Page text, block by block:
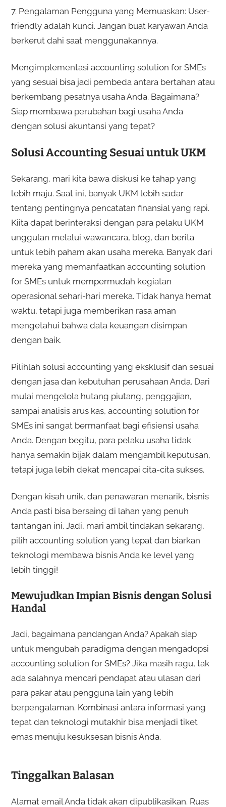
7. Pengalaman Pengguna yang Memuaskan: User-
friendly adalah kunci. Jangan buat karyawan Anda
berkerut dahi saat menggunakannya.
Mengimplementasi accounting solution for SMEs
yang sesuai bisa jadi pembeda antara bertahan atau
berkembang pesatnya usaha Anda. Bagaimana?
Siap membawa perubahan bagi usaha Anda
dengan solusi akuntansi yang tepat?
Solusi Accounting Sesuai untuk UKM
Sekarang, mari kita bawa diskusi ke tahap yang
lebih maju. Saat ini, banyak UKM lebih sadar
tentang pentingnya pencatatan finansial yang rapi.
Kiita dapat berinteraksi dengan para pelaku UKM
unggulan melalui wawancara, blog, dan berita
untuk lebih paham akan usaha mereka. Banyak dari
mereka yang memanfaatkan accounting solution
for SMEs untuk mempermudah kegiatan
operasional sehari-hari mereka. Tidak hanya hemat
waktu, tetapi juga memberikan rasa aman
mengetahui bahwa data keuangan disimpan
dengan baik.
Pilihlah solusi accounting yang eksklusif dan sesuai
dengan jasa dan kebutuhan perusahaan Anda. Dari
mulai mengelola hutang piutang, penggajian,
sampai analisis arus kas, accounting solution for
SMEs ini sangat bermanfaat bagi efisiensi usaha
Anda. Dengan begitu, para pelaku usaha tidak
hanya semakin bijak dalam mengambil keputusan,
tetapi juga lebih dekat mencapai cita-cita sukses.
Dengan kisah unik, dan penawaran menarik, bisnis
Anda pasti bisa bersaing di lahan yang penuh
tantangan ini. Jadi, mari ambil tindakan sekarang,
pilih accounting solution yang tepat dan biarkan
teknologi membawa bisnis Anda ke level yang
lebih tinggi!
Mewujudkan Impian Bisnis dengan Solusi
Handal
Jadi, bagaimana pandangan Anda? Apakah siap
untuk mengubah paradigma dengan mengadopsi
accounting solution for SMEs? Jika masih ragu, tak
ada salahnya mencari pendapat atau ulasan dari
para pakar atau pengguna lain yang lebih
berpengalaman. Kombinasi antara informasi yang
tepat dan teknologi mutakhir bisa menjadi tiket
emas menuju kesuksesan bisnis Anda.
Tinggalkan Balasan
Alamat email Anda tidak akan dipublikasikan. Ruas